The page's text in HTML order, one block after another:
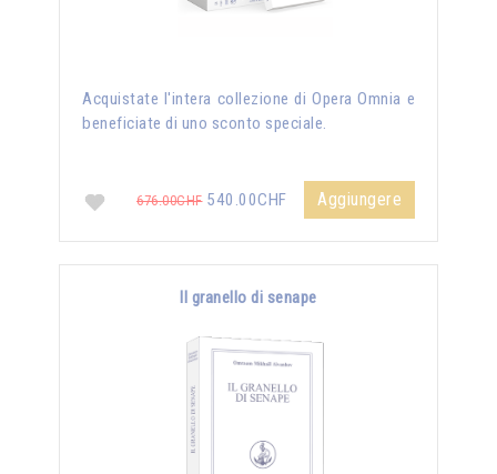
Acquistate l'intera collezione di Opera Omnia e
beneficiate di uno sconto speciale.
676.00CHF540.00CHF Aggiungere
Il granello di senape